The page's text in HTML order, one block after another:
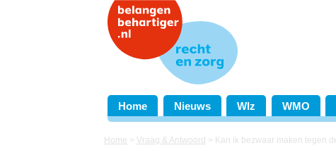
Home Nieuws Wlz WMO
Home > Vraag & Antwoord > Kan ik bezwaar maken tegen